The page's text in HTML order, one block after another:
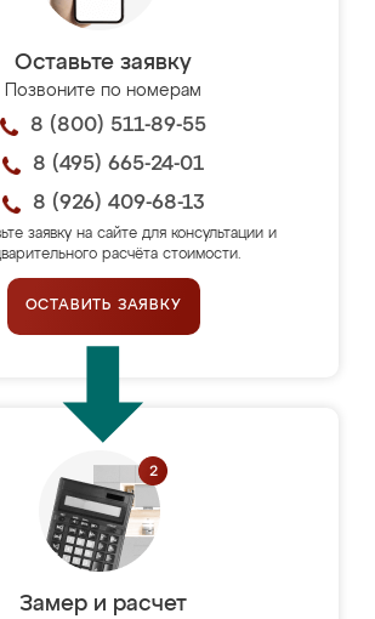
Оставьте заявку
Позвоните по номерам
8 (800) 511-89-55
8 (495) 665-24-01
8 (926) 409-68-13
заявку на сайте для консультации и
расчёта стоимости.
ОСТАВИТЬ ЗАЯВКУ
Замер и расчет